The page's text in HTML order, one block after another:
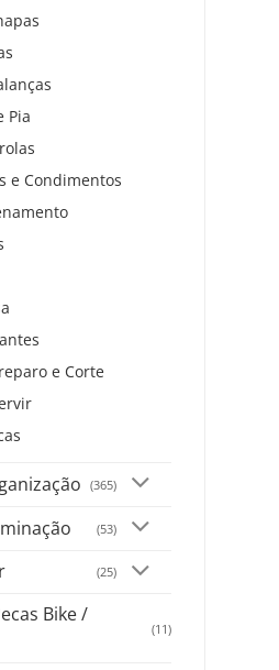
Pia
e Condimentos
e Corte
(365)
(53)
(25)
Bike /
(11)